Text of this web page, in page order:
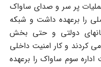
عملیات پر سر و صدای ساواک
تا 1356 نقش اصلی را برعهده داشت و شبکه
دولتی و حتی بخش
کردند و کار امنیت داخلی
سوم ساواک را برعهده